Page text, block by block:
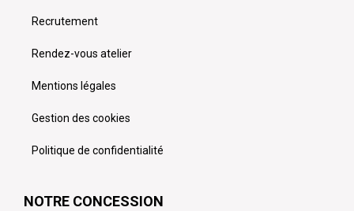
Recrutement
Rendez-vous atelier
Mentions légales
Gestion des cookies
Politique de confidentialité
NOTRE CONCESSION